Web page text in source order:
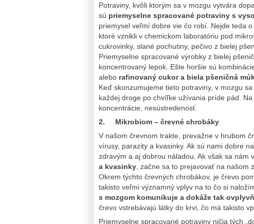
Potraviny, kvôli ktorým sa v mozgu vytvára
sú priemyselne spracované potraviny s
priemysel veľmi dobre vie čo robí. Nejde teda
ktoré vznikli v chemickom laboratóriu pod
cukrovinky, slané pochutiny, pečivo z bielej
Priemyselne spracované výrobky z bielej
koncentrovaný lepok. Ešte horšie sú
alebo rafinovaný cukor a biela pšeničná
Keď skonzumujeme tieto potraviny, v mozgu
každej droge po chvíľke užívania príde pád.
koncentrácie, nesústredenosť.
2. Mikrobiom – črevné chrobáky
V našom črevnom trakte, prevažne v hrubom
vírusy, parazity a kvasinky. Ak sú nami dobre
zdravým a aj dobrou náladou. Ak však sa nám
a kvasinky, začne sa to prejavovať na našom
Okrem týchto črevných chrobákov, je črevo
takisto veľmi významný vplyv na to čo si
s mozgom komunikuje a dokáže tak
črevo vstrebávajú látky do krvi, čo má takisto
Priemyselne spracované potraviny ničia tých